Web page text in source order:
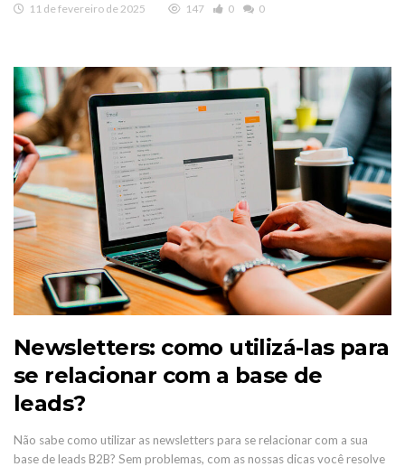
11 de fevereiro de 2025 147 0 0
Newsletters: como utilizá-las para
se relacionar com a base de
leads?
Não sabe como utilizar as newsletters para se relacionar com a sua
base de leads B2B? Sem problemas, com as nossas dicas você resolve